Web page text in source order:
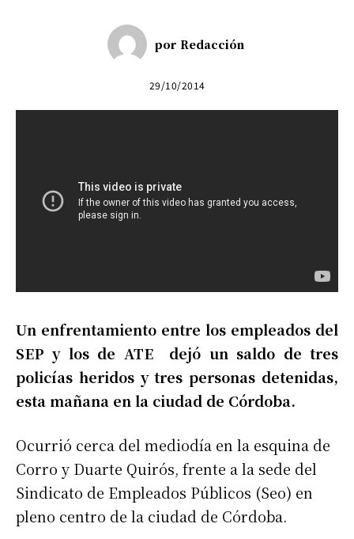
por Redacción
29/10/2014
Un enfrentamiento entre los empleados del
SEP y los de ATE dejó un saldo de tres
policías heridos y tres personas detenidas,
esta mañana en la ciudad de Córdoba.
Ocurrió cerca del mediodía en la esquina de
Corro y Duarte Quirós, frente a la sede del
Sindicato de Empleados Públicos (Seo) en
pleno centro de la ciudad de Córdoba.